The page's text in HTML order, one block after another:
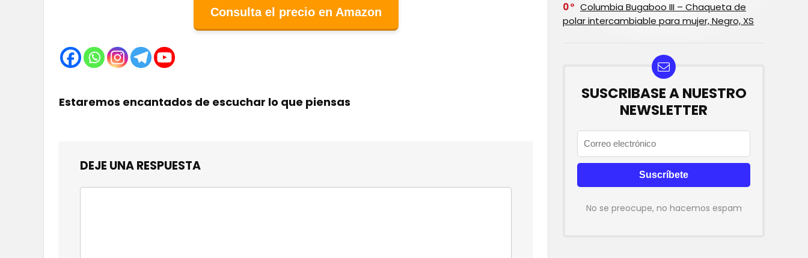
Consulta el precio en Amazon
Estaremos encantados de escuchar lo que piensas
DEJE UNA RESPUESTA
0
Columbia Bugaboo III – Chaqueta de
polar intercambiable para mujer, Negro, XS
SUSCRIBASE A NUESTRO
NEWSLETTER
No se preocupe, no hacemos espam